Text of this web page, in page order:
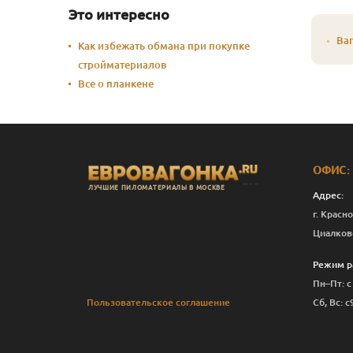
Это интересно
Как избежать обмана при покупке
стройматериалов
Все о планкене
ЛУЧШИЕ ПИЛОМАТЕРИАЛЫ В МОСКВЕ
Пользовательское соглашение
ОФИС:
Адрес:
г.
Режим
Пн–Пт:
Сб, Вс: